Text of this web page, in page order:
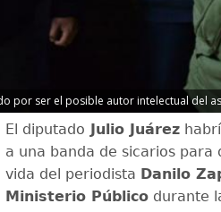
por ser el posible autor intelectual del
El diputado Julio Juárez
a una banda de sicarios para
vida del periodista Danilo
Ministerio Público durante